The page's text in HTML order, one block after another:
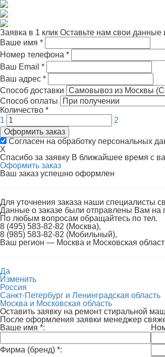
Заявка в 1 клик Оставьте нам свои
Ваше имя *
Номер телефона *
Ваш Email *
Ваш адрес *
Способ доставки
Способ оплаты
Количество *
1
2
Оформить заказ
Согласен на обработку персональных
X
Спасибо за заявку В ближайшее время с
Оформить заказ
Ваш заказ успешно оформлен
Для уточнения заказа наши специалисты
Данные о заказе были отправлены Вам на
По любым вопросам обращайтесь по тел.
8 (495) 583-82-82 (Москва),
8 (985) 583-82-82 (Мобильный),
Ваш регион — Москва и Московская
Да
Изменить
Россия
Санкт-Петербург и Ленинградская область
Москва и Московская область
Оставить заявку на ремонт стиральной
После оформления заявки менеджер
Ваше имя *:
Фирма (бренд) *: